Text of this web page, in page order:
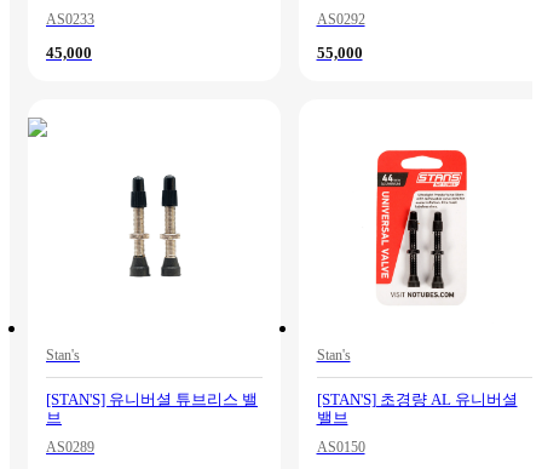
AS0233
45,000
AS0292
55,000
Stan's
[STAN'S] 유니버셜 튜브리스 밸
브
AS0289
Stan's
[STAN'S] 초경량 AL 유니버셜
밸브
AS0150